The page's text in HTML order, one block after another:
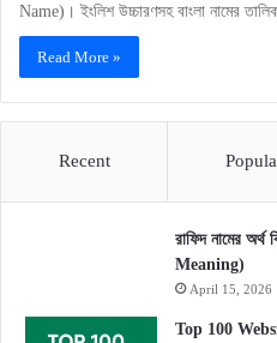
Name)। ইংলিশ উচ্চারণসহ বাংলা নামের
Read More »
Recent
রাফিদ নামের
Meaning)
April 15, 2026
Top 100